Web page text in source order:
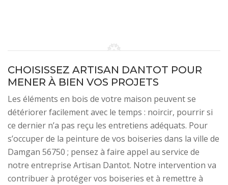
CHOISISSEZ ARTISAN DANTOT POUR
MENER À BIEN VOS PROJETS
Les éléments en bois de votre maison peuvent se
détériorer facilement avec le temps : noircir, pourrir si
ce dernier n’a pas reçu les entretiens adéquats. Pour
s’occuper de la peinture de vos boiseries dans la ville de
Damgan 56750 ; pensez à faire appel au service de
notre entreprise Artisan Dantot. Notre intervention va
contribuer à protéger vos boiseries et à remettre à